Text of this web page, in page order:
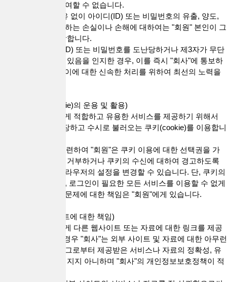
에게 양도하거나 대여할 수 없습니다.
2. "회사"의 귀책사유 없이 아이디(ID) 또는 비밀번호의 유출, 양도,
대여로 인하여 발생하는 손실이나 손해에 대하여는 "회원" 본인이 그
에 대한 책임을 부담합니다.
3. "회원"은 아이디(ID) 또는 비밀번호를 도난당하거나 제3자가 무단
으로 이를 사용하고 있음을 인지한 경우, 이를 즉시 "회사"에 통보하
여야 하고 "회사"는 이에 대한 신속한 처리를 위하여 최선의 노력을
제 11 조(쿠키(Cookie)의 운용 및 활용)
1."회사"는 "회원"에게 적합하고 유용한 서비스를 제공하기 위해서
"회원"의 정보를 저장하고 수시로 불러오는 쿠키(cookie)를 이용합니
2.본 조 제 1 항과 관련하여 "회원"은 쿠키 이용에 대한 선택권을 가
지며 쿠키의 수신을 거부하거나 쿠키의 수신에 대하여 경고하도록
이용하는 컴퓨터 브라우저의 설정을 변경할 수 있습니다. 단, 쿠키의
저장을 거부할 경우, 로그인이 필요한 모든 서비스를 이용할 수 없게
됨으로써 발생되는 문제에 대한 책임은 "회원"에게 있습니다.
제 12 조(링크 사이트에 대한 책임)
1."회사"는 "회원"에게 다른 웹사이트 또는 자료에 대한 링크를 제공
할 수 있습니다. 이 경우 "회사"는 외부 사이트 및 자료에 대한 아무런
통제권이 없으므로 그로부터 제공받은 서비스나 자료의 정확성, 유
용성 등에 대해 책임지지 아니하며 "회사"의 개인정보보호정책이 적